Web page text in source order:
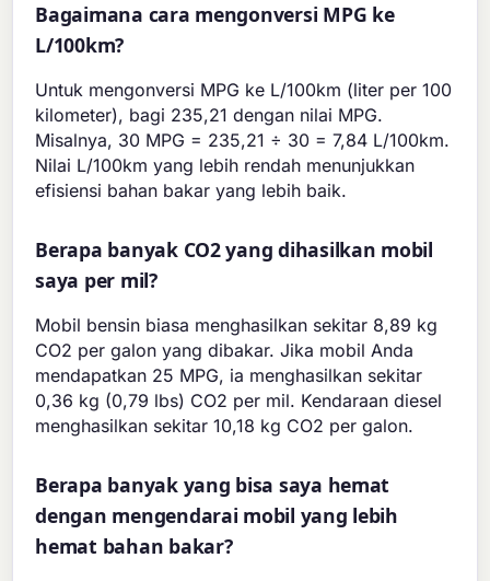
Bagaimana cara mengonversi MPG ke
L/100km?
Untuk mengonversi MPG ke L/100km (liter per 100
kilometer), bagi 235,21 dengan nilai MPG.
Misalnya, 30 MPG = 235,21 ÷ 30 = 7,84 L/100km.
Nilai L/100km yang lebih rendah menunjukkan
efisiensi bahan bakar yang lebih baik.
Berapa banyak CO2 yang dihasilkan mobil
saya per mil?
Mobil bensin biasa menghasilkan sekitar 8,89 kg
CO2 per galon yang dibakar. Jika mobil Anda
mendapatkan 25 MPG, ia menghasilkan sekitar
0,36 kg (0,79 lbs) CO2 per mil. Kendaraan diesel
menghasilkan sekitar 10,18 kg CO2 per galon.
Berapa banyak yang bisa saya hemat
dengan mengendarai mobil yang lebih
hemat bahan bakar?